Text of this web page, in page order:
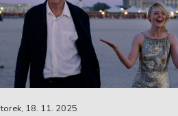
torek, 18. 11. 2025